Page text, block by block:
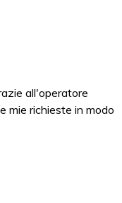
all'operatore
mie richieste in modo